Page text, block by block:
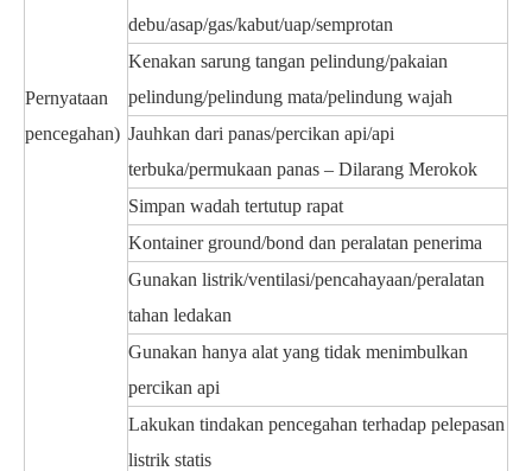
Pernyataan
pencegahan)
debu/asap/gas/kabut/uap/semprotan
Kenakan sarung tangan pelindung/pakaian
pelindung/pelindung mata/pelindung wajah
Jauhkan dari panas/percikan api/api
terbuka/permukaan panas – Dilarang Merokok
Simpan wadah tertutup rapat
Kontainer ground/bond dan peralatan penerima
Gunakan listrik/ventilasi/pencahayaan/peralatan
tahan ledakan
Gunakan hanya alat yang tidak menimbulkan
percikan api
Lakukan tindakan pencegahan terhadap pelepasan
listrik statis